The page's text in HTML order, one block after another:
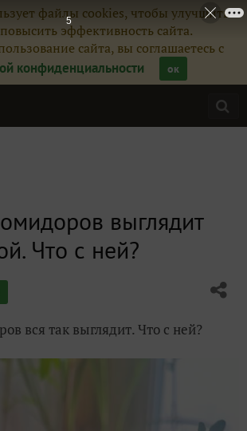
файлы cookies, чтобы улучшить
эффективность сайта.
сайта, вы соглашаетесь с
конфиденциальности
ок
выглядит
Что с ней?
вся так выглядит. Что с ней?
5